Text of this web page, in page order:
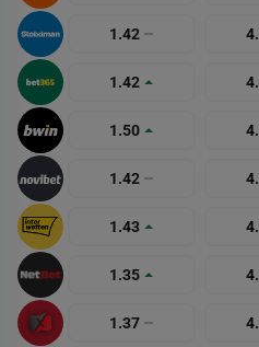
1.42
1.42
1.50
1.42
1.43
1.35
1.37